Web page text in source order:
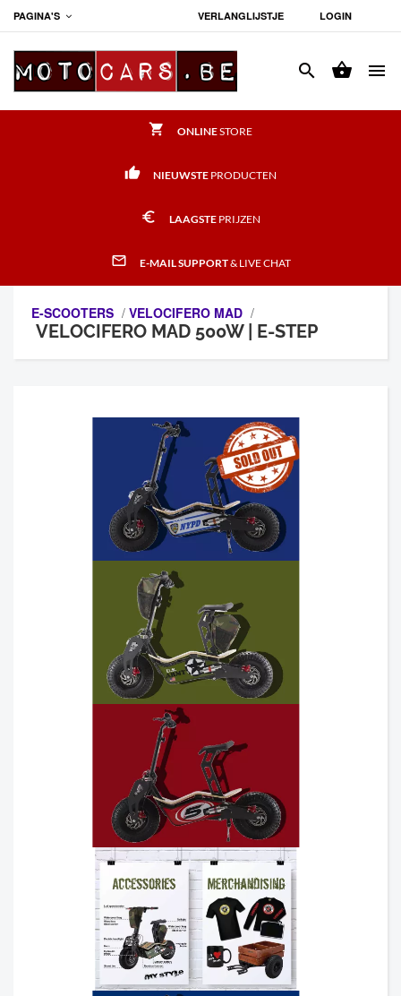
PAGINA'S LOGIN
VERLANGLIJSTJE



shopping_cart ONLINESTORE
thumb_up NIEUWSTE PRODUCTEN
euro_symbol LAAGSTE PRIJZEN
mail_outline E-MAIL SUPPORT& LIVE CHAT
E-SCOOTERS / VELOCIFERO MAD /
VELOCIFERO MAD 500W | E-STEP